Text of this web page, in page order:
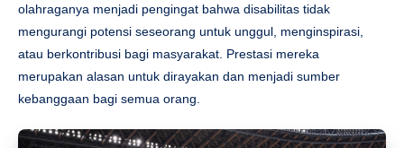
olahraganya menjadi pengingat bahwa disabilitas tidak
mengurangi potensi seseorang untuk unggul, menginspirasi,
atau berkontribusi bagi masyarakat. Prestasi mereka
merupakan alasan untuk dirayakan dan menjadi sumber
kebanggaan bagi semua orang.